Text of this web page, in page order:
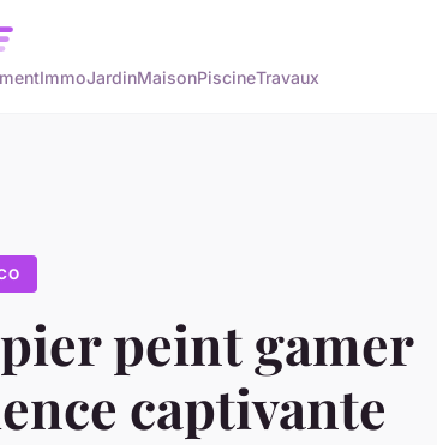
ImmoJardinMaisonPiscineTravaux
peint gamer
captivante